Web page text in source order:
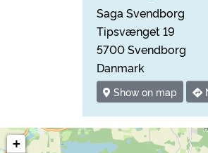
Saga Svendborg
Tipsvænget 19
5700 Svendborg
Danmark
Show on map
+